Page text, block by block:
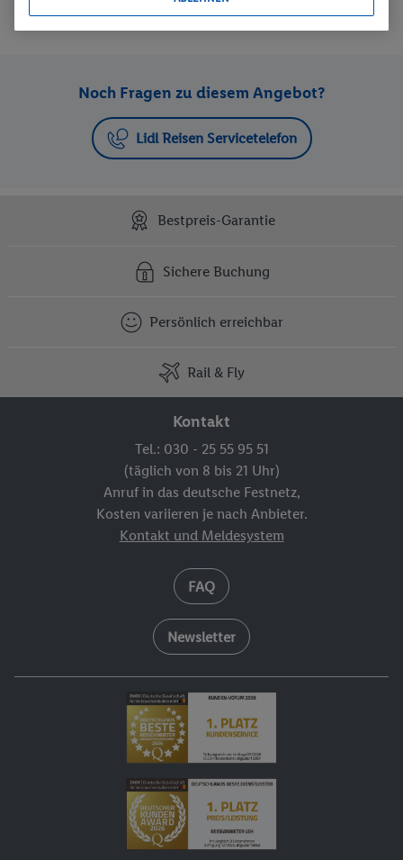
Noch Fragen zu diesem Angebot?
Lidl Reisen Servicetelefon
Bestpreis-Garantie
Sichere Buchung
Persönlich erreichbar
Rail & Fly
Kontakt
Tel.: 030 - 25 55 95 51
(täglich von 8 bis 21 Uhr)
Anruf in das deutsche Festnetz,
Kosten variieren je nach Anbieter.
Kontakt und Meldesystem
FAQ
Newsletter